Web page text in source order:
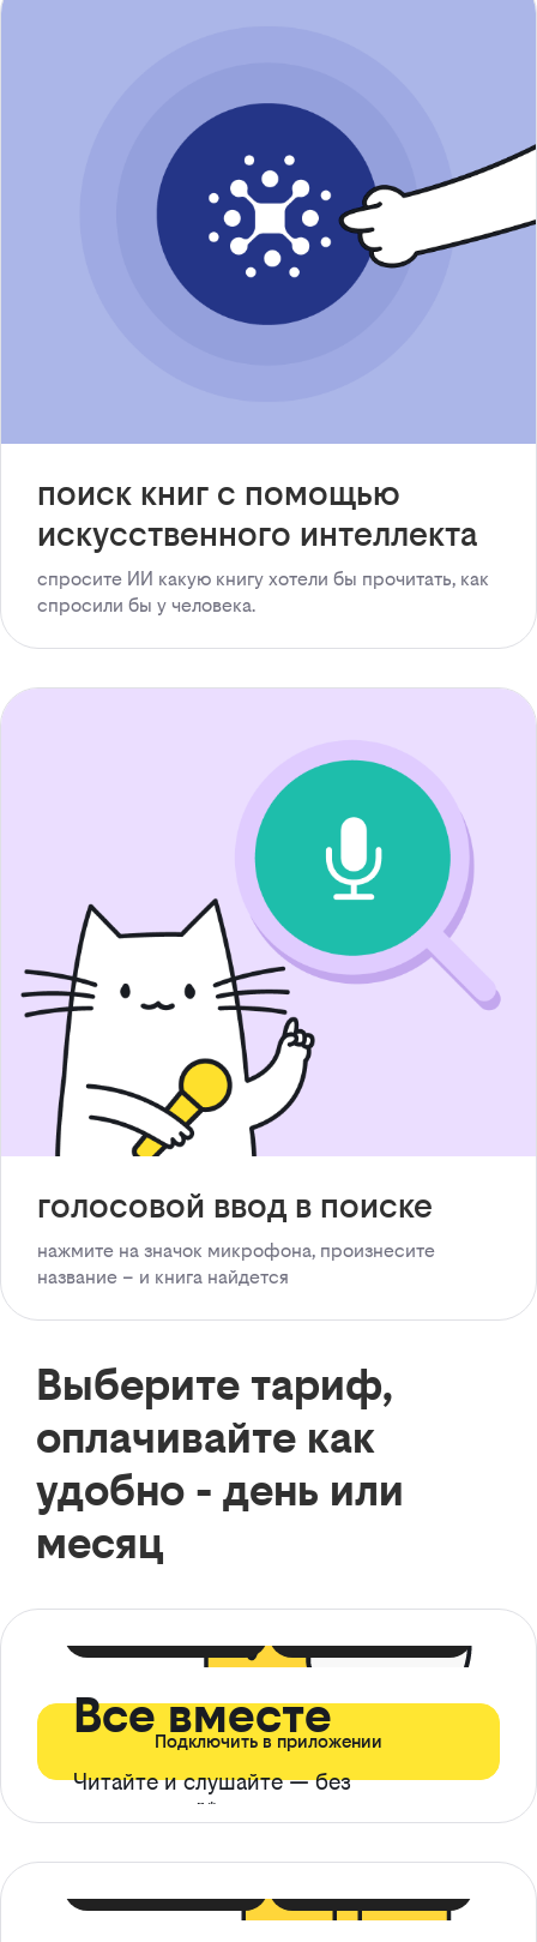
поиск книг с помощью
искусственного интеллекта
спросите ИИ какую книгу хотели бы прочитать, как
спросили бы у человека.
голосовой ввод в поиске
нажмите на значок микрофона, произнесите
название – и книга найдется
Выберите тариф,
оплачивайте как
удобно - день или
месяц
Все вместе
Читайте и слушайте — без
ограничений*
Подключить в приложении